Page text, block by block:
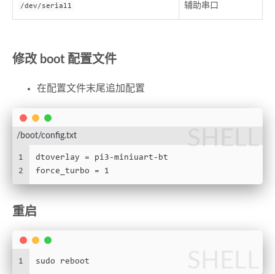
/dev/serial1 辅助串口
修改 boot 配置文件
在配置文件末尾追加配置
SHELL
/boot/config.txt
1
2
dtoverlay = pi3-miniuart-bt
force_turbo = 1
重启
1 sudo reboot